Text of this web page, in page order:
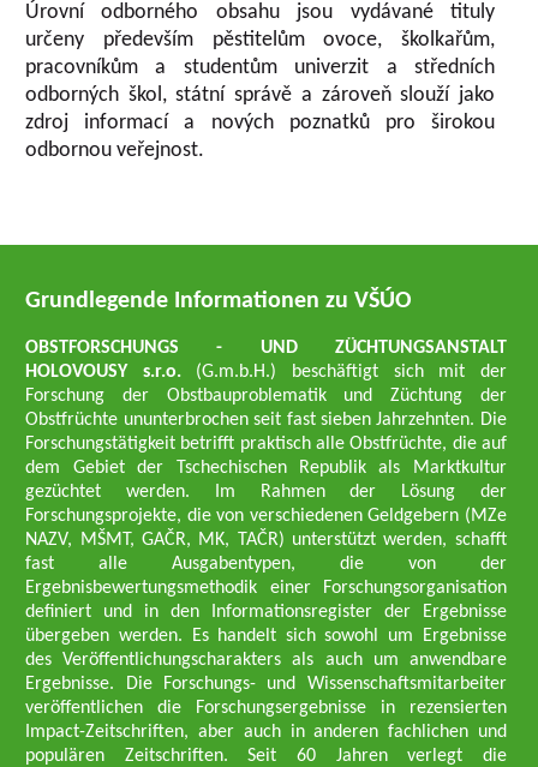
Úrovní odborného obsahu jsou vydávané tituly
určeny především pěstitelům ovoce, školkařům,
pracovníkům a studentům univerzit a středních
odborných škol, státní správě a zároveň slouží jako
zdroj informací a nových poznatků pro širokou
odbornou veřejnost.
Grundlegende Informationen zu VŠÚO
OBSTFORSCHUNGS - UND ZÜCHTUNGSANSTALT
HOLOVOUSY s.r.o. (G.m.b.H.) beschäftigt sich mit der
Forschung der Obstbauproblematik und Züchtung der
Obstfrüchte ununterbrochen seit fast sieben Jahrzehnten. Die
Forschungstätigkeit betrifft praktisch alle Obstfrüchte, die auf
dem Gebiet der Tschechischen Republik als Marktkultur
gezüchtet werden. Im Rahmen der Lösung der
Forschungsprojekte, die von verschiedenen Geldgebern (MZe
NAZV, MŠMT, GAČR, MK, TAČR) unterstützt werden, schafft
fast alle Ausgabentypen, die von der
Ergebnisbewertungsmethodik einer Forschungsorganisation
definiert und in den Informationsregister der Ergebnisse
übergeben werden. Es handelt sich sowohl um Ergebnisse
des Veröffentlichungscharakters als auch um anwendbare
Ergebnisse. Die Forschungs- und Wissenschaftsmitarbeiter
veröffentlichen die Forschungsergebnisse in rezensierten
Impact-Zeitschriften, aber auch in anderen fachlichen und
populären Zeitschriften. Seit 60 Jahren verlegt die